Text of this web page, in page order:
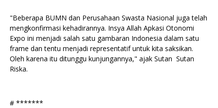
"Beberapa BUMN dan Perusahaan Swasta Nasional juga telah
mengkonfirmasi kehadirannya. Insya Allah Apkasi Otonomi
Expo ini menjadi salah satu gambaran Indonesia dalam satu
frame dan tentu menjadi representatif untuk kita saksikan.
Oleh karena itu ditunggu kunjungannya," ajak Sutan Sutan
Riska.
# *******